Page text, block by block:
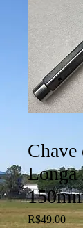
Chave
Longa
R$49.00